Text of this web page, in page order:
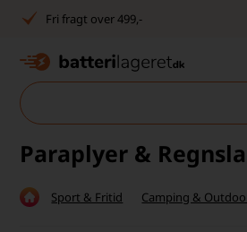
Fri fragt over 499,-
Dansk lager
1040+ glade
Dag-til-dag levering
Paraplyer &
Sport & Fritid Camping &